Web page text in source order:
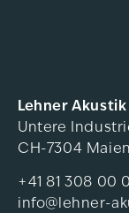
Lehner Akustik
Untere
CH-7304
+41 81 308 00
info@lehner-